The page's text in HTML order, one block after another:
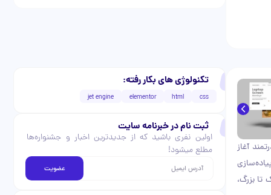
آغاز
بزرگ،
تکنولوژی های بکار رفته:
css
html
elementor
jet engine
ثبت نام در خبرنامه سایت
اولین نفری باشید که از جدیدترین اخبار و جشنواره‌ها
مطلع میشود!
عضویت